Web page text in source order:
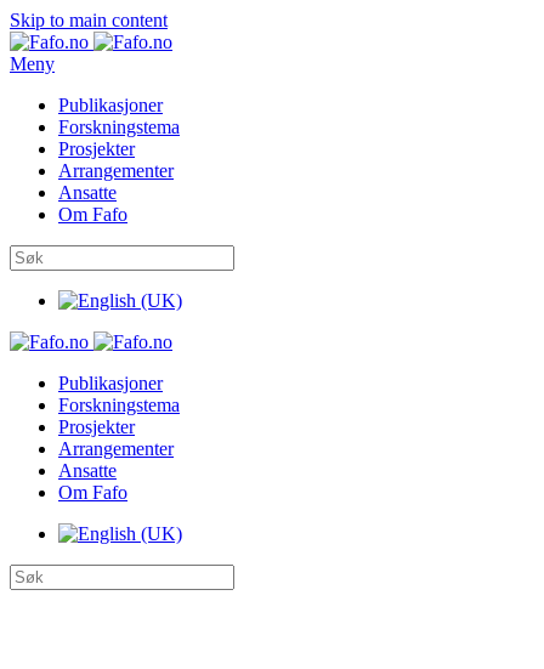
Skip to main content
Meny
Publikasjoner
Forskningstema
Prosjekter
Arrangementer
Ansatte
Om Fafo
Publikasjoner
Forskningstema
Prosjekter
Arrangementer
Ansatte
Om Fafo